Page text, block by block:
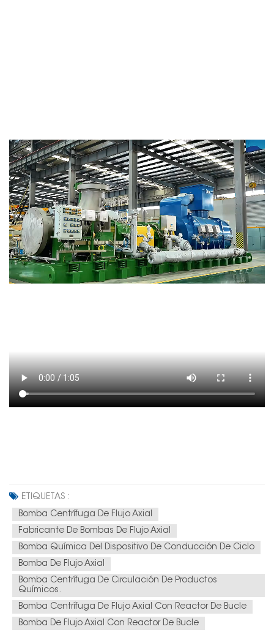
ETIQUETAS :
Bomba Centrífuga De Flujo Axial
Fabricante De Bombas De Flujo Axial
Bomba Química Del Dispositivo De Conducción De Ciclo
Bomba De Flujo Axial
Bomba Centrífuga De Circulación De Productos
Químicos.
Bomba Centrífuga De Flujo Axial Con Reactor De Bucle
Bomba De Flujo Axial Con Reactor De Bucle